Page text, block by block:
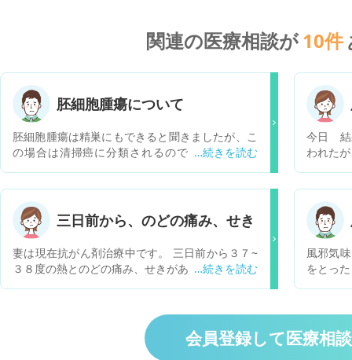
関連の医療相談が10件
胚細胞腫瘍について
胚細胞腫瘍は精巣にもできると聞きましたが、こ
の場合は清掃癌に分類されるのでしょうか？ま
今日 結
われた
三日前から、のどの痛み、せき
妻は現在抗がん剤治療中です。 三日前から３７~
３８度の熱とのどの痛み、せきがあります。 市販
風邪気
をとっ
会員登録して医療相